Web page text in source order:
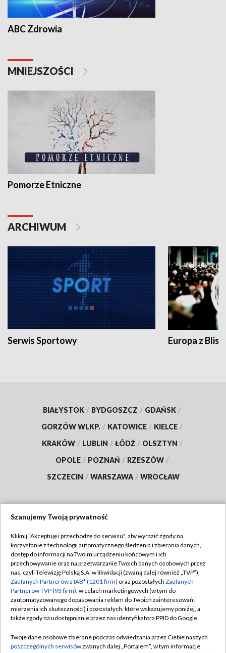
ABC Zdrowia
MNIEJSZOŚCI
Pomorze Etniczne
ARCHIWUM
Serwis Sportowy Europa z
BIAŁYSTOK / BYDGOSZCZ / GDAŃSK /
GORZÓW WLKP. / KATOWICE / KIELCE /
KRAKÓW / LUBLIN / ŁÓDŹ / OLSZTYN /
OPOLE / POZNAŃ / RZESZÓW /
SZCZECIN / WARSZAWA / WROCŁAW
TVP
Abonament TVP
Emisja w TVP
Centrum informacji TVP
Naziemna Telewizja Cyfrowa
Rada Programowa
Regulamin TVP
Polityka prywatności
Moje zgody
Pomoc
Kontakt
Szanujemy Twoją prywatność
Kliknij "Akceptuję i przechodzę do serwisu", aby wyrazić zgody na
korzystanie z technologii automatycznego śledzenia i zbierania danych,
dostęp do informacji na Twoim urządzeniu końcowym i ich
przechowywanie oraz na przetwarzanie Twoich danych osobowych przez
nas, czyli Telewizję Polską S.A. w likwidacji (zwaną dalej również „TVP”),
Zaufanych Partnerów z IAB* (1201 firm) oraz pozostałych Zaufanych
Partnerów TVP (93 firm), w celach marketingowych (w tym do
zautomatyzowanego dopasowania reklam do Twoich zainteresowań i
mierzenia ich skuteczności) i pozostałych, które wskazujemy poniżej, a
także zgody na udostępnianie przez nas identyfikatora PPID do Google.
Twoje dane osobowe zbierane podczas odwiedzania przez Ciebie naszych
poszczególnych serwisówzwanych dalej „Portalem”, w tym informacje